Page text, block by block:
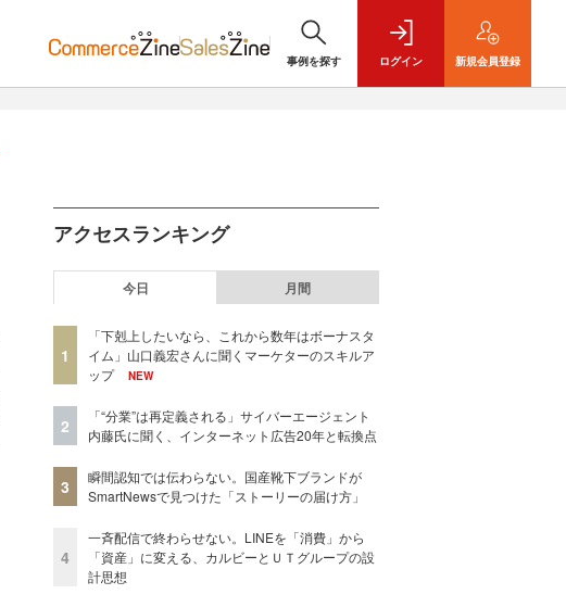
事例を探す ログイン 新規会員登録
アクセスランキング
今日 月間
1
「下剋上したいなら、これから数年はボーナスタ
イム」山口義宏さんに聞くマーケターのスキルア
ップ
NEW
2
「“分業”は再定義される」サイバーエージェント
内藤氏に聞く、インターネット広告20年と転換点
3
瞬間認知では伝わらない。国産靴下ブランドが
SmartNewsで見つけた「ストーリーの届け方」
4
一斉配信で終わらせない。LINEを「消費」から
「資産」に変える、カルビーとＵＴグループの設
計思想